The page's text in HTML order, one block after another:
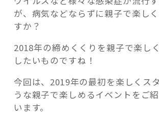
記事検索
市
で
お
り
が
体
験
教
が、病気などならずに親子で楽し
すか？
2018年の締めくくりを親子で楽し
したいものですね！
今回は、2019年の最初を楽しくス
うな親子で楽しめるイベントをご
います。